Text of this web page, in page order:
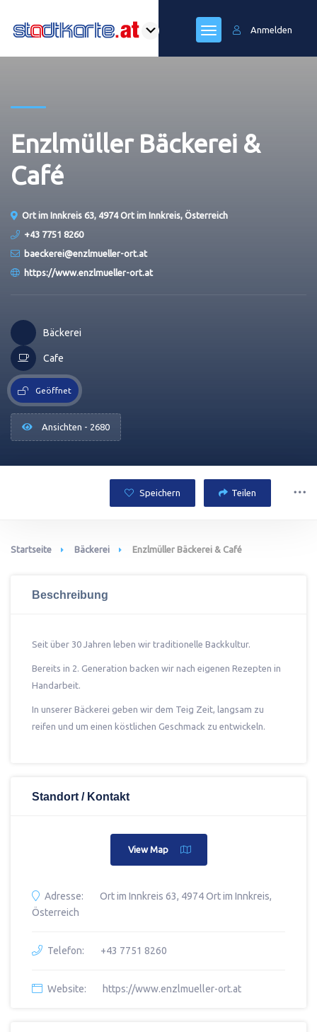
Anmelden
Enzlmüller Bäckerei &
Café
Ort im Innkreis 63, 4974 Ort im Innkreis, Österreich
+43 7751 8260
baeckerei@enzlmueller-ort.at
https://www.enzlmueller-ort.at
Bäckerei
Cafe
Geöffnet
Ansichten - 2680
Speichern Teilen
Startseite Bäckerei Enzlmüller Bäckerei & Café
Beschreibung
Seit über 30 Jahren leben wir traditionelle Backkultur.
Bereits in 2. Generation backen wir nach eigenen Rezepten in
Handarbeit.
In unserer Bäckerei geben wir dem Teig Zeit, langsam zu
reifen und um einen köstlichen Geschmack zu entwickeln.
Standort / Kontakt
View Map
Adresse:
Ort im Innkreis 63, 4974 Ort im Innkreis,
Österreich
Telefon: +43 7751 8260
Website: https://www.enzlmueller-ort.at